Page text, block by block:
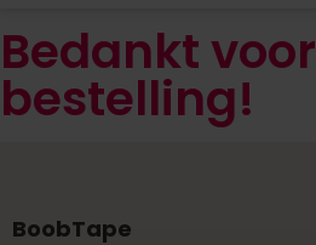
Bedankt
bestelling!
BoobTape